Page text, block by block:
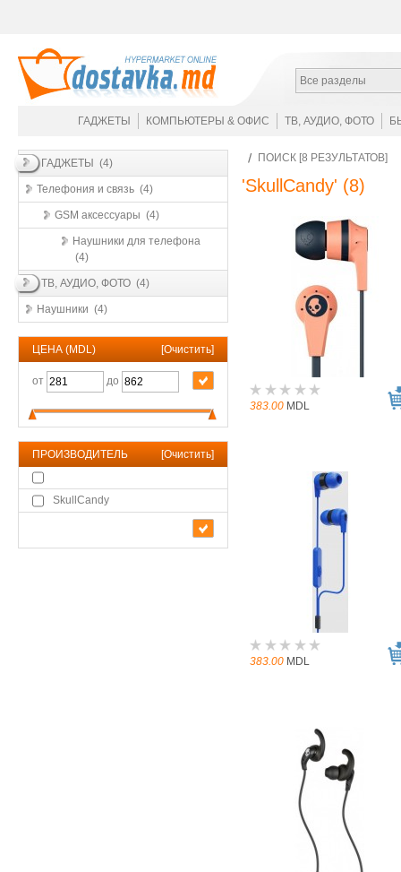
Все разделы
ГАДЖЕТЫ КОМПЬЮТЕРЫ & ОФИС ТВ, АУДИО, ФОТО
ГАДЖЕТЫ (4)
Телефония и связь (4)
GSM аксессуары (4)
Наушники для телефона
(4)
ТВ, АУДИО, ФОТО (4)
Наушники (4)
ЦЕНА (MDL) [Очистить]
от до
ПРОИЗВОДИТЕЛЬ [Очистить]
SkullCandy
ПОИСК [8 РЕЗУЛЬТАТОВ]
'SkullCandy' (8)
383.00 MDL
383.00 MDL